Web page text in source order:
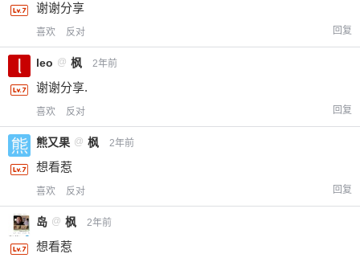
谢谢分享
喜欢 反对 回复
leo @ 枫 2年前
谢谢分享.
喜欢 反对 回复
熊又果 @ 枫 2年前
想看惹
喜欢 反对 回复
岛 @ 枫 2年前
想看惹